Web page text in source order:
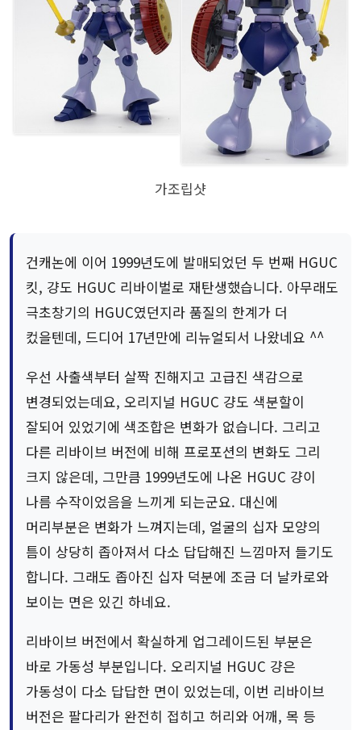
가조립샷
건캐논에 이어 1999년도에 발매되었던 두 번째 HGUC
킷, 걍도 HGUC 리바이벌로 재탄생했습니다. 아무래도
극초창기의 HGUC였던지라 품질의 한계가 더
컸을텐데, 드디어 17년만에 리뉴얼되서 나왔네요 ^^
우선 사출색부터 살짝 진해지고 고급진 색감으로
변경되었는데요, 오리지널 HGUC 걍도 색분할이
잘되어 있었기에 색조합은 변화가 없습니다. 그리고
다른 리바이브 버전에 비해 프로포션의 변화도 그리
크지 않은데, 그만큼 1999년도에 나온 HGUC 걍이
나름 수작이었음을 느끼게 되는군요. 대신에
머리부분은 변화가 느껴지는데, 얼굴의 십자 모양의
틈이 상당히 좁아져서 다소 답답해진 느낌마저 들기도
합니다. 그래도 좁아진 십자 덕분에 조금 더 날카로와
보이는 면은 있긴 하네요.
리바이브 버전에서 확실하게 업그레이드된 부분은
바로 가동성 부분입니다. 오리지널 HGUC 걍은
가동성이 다소 답답한 면이 있었는데, 이번 리바이브
버전은 팔다리가 완전히 접히고 허리와 어깨, 목 등